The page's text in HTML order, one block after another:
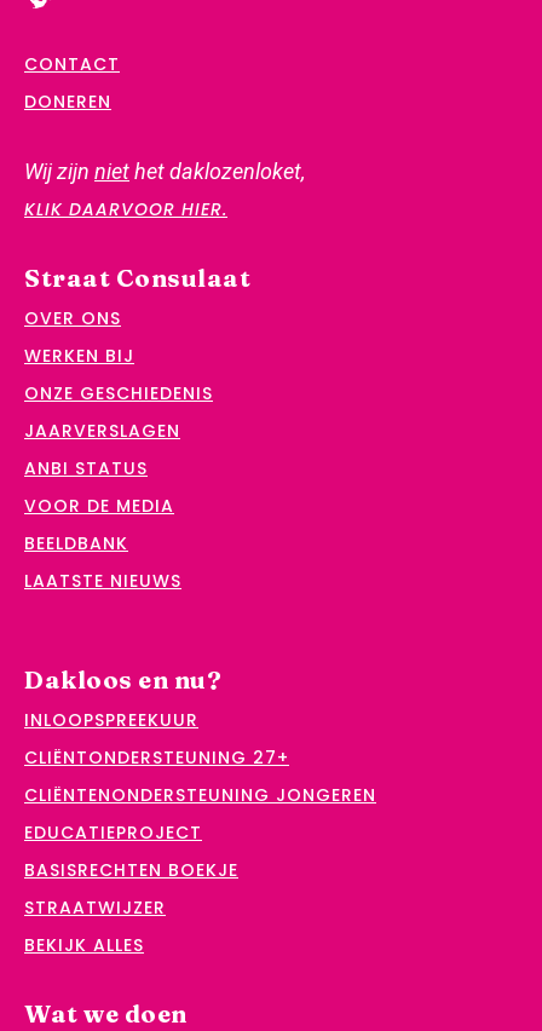
CONTACT
DONEREN
Wij zijn niethet daklozenloket,
KLIK DAARVOOR HIER.
Straat Consulaat
OVER ONS
WERKEN BIJ
ONZE GESCHIEDENIS
JAARVERSLAGEN
ANBI STATUS
VOOR DE MEDIA
BEELDBANK
LAATSTE NIEUWS
Dakloos en nu?
INLOOPSPREEKUUR
CLIËNTONDERSTEUNING 27+
CLIËNTENONDERSTEUNING JONGEREN
EDUCATIEPROJECT
BASISRECHTEN BOEKJE
STRAATWIJZER
BEKIJK ALLES
Wat we doen